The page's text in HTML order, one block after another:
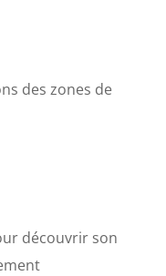
des zones de
découvrir son